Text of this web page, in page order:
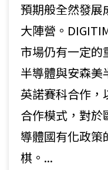
預期般全然發展
大陣營。
市場仍有一定的
半導體與安森美
英諾賽科合作，
合作模式，對於
導體國有化政策
棋。...